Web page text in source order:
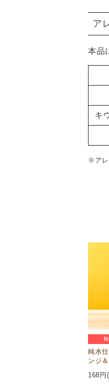
ア
本品
キ
※アレ
純水
ンジ
168 円